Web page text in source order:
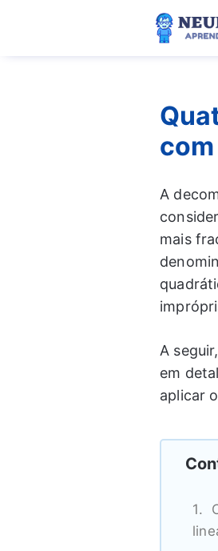
A
mais
A
em
aplicar